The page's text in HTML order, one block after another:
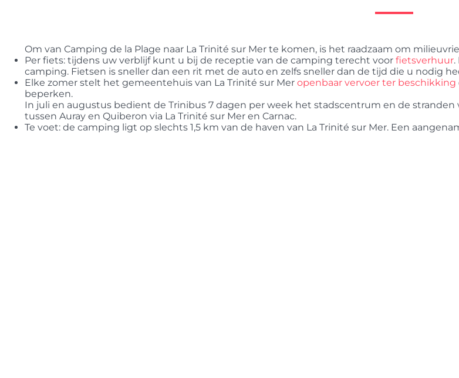
Om van Camping de la Plage naar La Trinité sur Mer te komen, is het raadzaam om
Per fiets: tijdens uw verblijf kunt u bij de receptie van de camping terecht voor fietsverhuur.
camping. Fietsen is sneller dan een rit met de auto en zelfs sneller dan de tijd die u nodig
Elke zomer stelt het gemeentehuis van La Trinité sur Mer openbaar vervoer ter beschikking
beperken.
In juli en augustus bedient de Trinibus 7 dagen per week het stadscentrum en de stranden
tussen Auray en Quiberon via La Trinité sur Mer en Carnac.
Te voet: de camping ligt op slechts 1,5 km van de haven van La Trinité sur Mer. Een